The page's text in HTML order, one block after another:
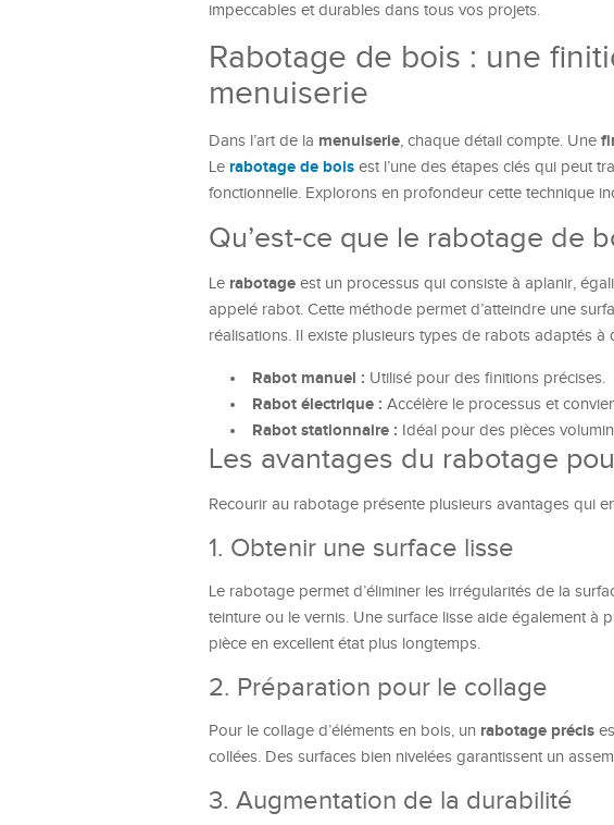
impeccables et durables dans tous vos projets.
Rabotage de bois : une
menuiserie
Dans l’art de la menuiserie, chaque détail compte. Une
Le rabotage de bois est l’une des étapes clés qui peut
fonctionnelle. Explorons en profondeur cette technique
Qu’est-ce que le rabotage de
Le rabotage est un processus qui consiste à aplanir,
appelé rabot. Cette méthode permet d’atteindre une
réalisations. Il existe plusieurs types de rabots adaptés à
Rabot manuel : Utilisé pour des finitions précises.
Rabot électrique : Accélère le processus et
Rabot stationnaire : Idéal pour des pièces
Les avantages du rabotage
Recourir au rabotage présente plusieurs avantages qui
1. Obtenir une surface lisse
Le rabotage permet d’éliminer les irrégularités de la
teinture ou le vernis. Une surface lisse aide également à
pièce en excellent état plus longtemps.
2. Préparation pour le collage
Pour le collage d’éléments en bois, un rabotage précis
collées. Des surfaces bien nivelées garantissent un
3. Augmentation de la durabilité